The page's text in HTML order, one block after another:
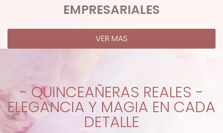
EMPRESARIALES
VER MAS
- QUINCEAÑERAS REALES -
ELEGANCIA Y MAGIA EN CADA
DETALLE